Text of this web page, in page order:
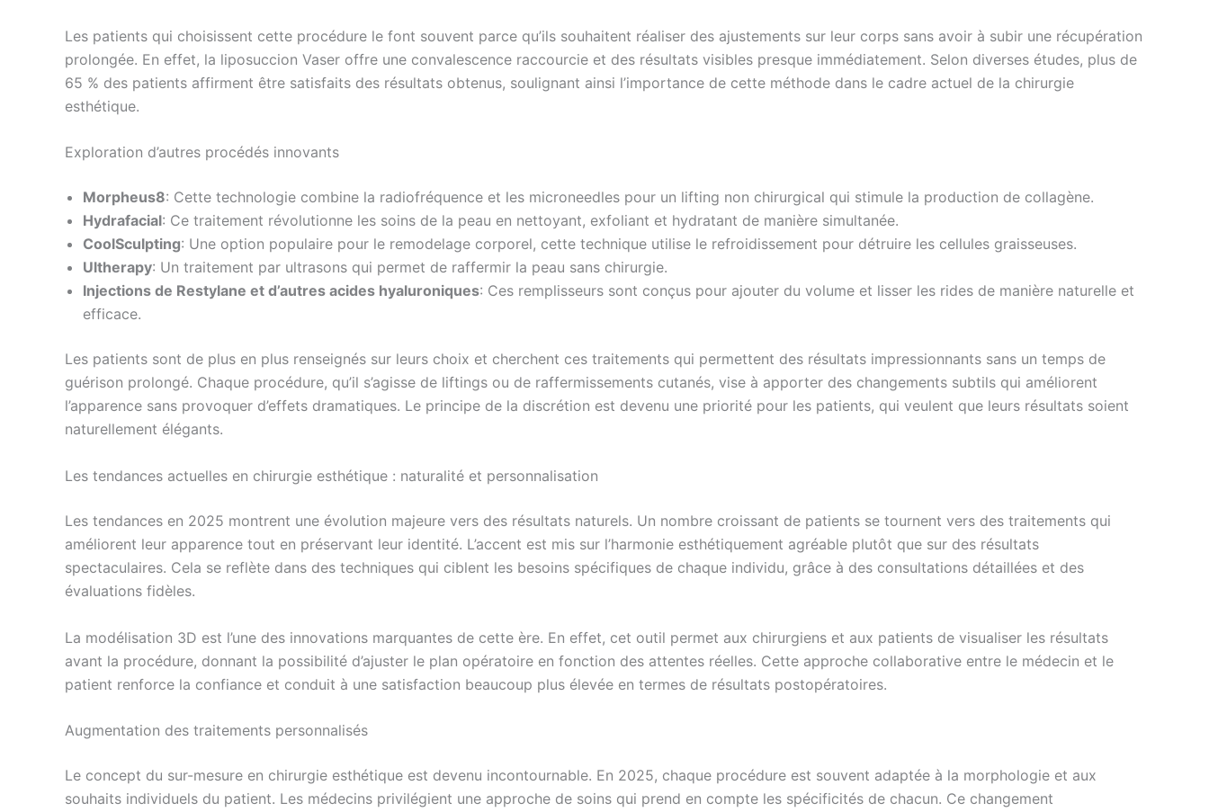
Les patients qui choisissent cette procédure le font souvent parce qu’ils souhaitent réaliser des ajustements sur leur corps sans avoir à subir une récupération
prolongée. En effet, la liposuccion Vaser offre une convalescence raccourcie et des résultats visibles presque immédiatement. Selon diverses études, plus de
65 % des patients affirment être satisfaits des résultats obtenus, soulignant ainsi l’importance de cette méthode dans le cadre actuel de la chirurgie
esthétique.
Exploration d’autres procédés innovants
Morpheus8: Cette technologie combine la radiofréquence et les microneedles pour un lifting non chirurgical qui stimule la production de collagène.
Hydrafacial: Ce traitement révolutionne les soins de la peau en nettoyant, exfoliant et hydratant de manière simultanée.
CoolSculpting: Une option populaire pour le remodelage corporel, cette technique utilise le refroidissement pour détruire les cellules graisseuses.
Ultherapy: Un traitement par ultrasons qui permet de raffermir la peau sans chirurgie.
Injections de Restylane et d’autres acides hyaluroniques: Ces remplisseurs sont conçus pour ajouter du volume et lisser les rides de manière naturelle et
efficace.
Les patients sont de plus en plus renseignés sur leurs choix et cherchent ces traitements qui permettent des résultats impressionnants sans un temps de
guérison prolongé. Chaque procédure, qu’il s’agisse de liftings ou de raffermissements cutanés, vise à apporter des changements subtils qui améliorent
l’apparence sans provoquer d’effets dramatiques. Le principe de la discrétion est devenu une priorité pour les patients, qui veulent que leurs résultats soient
naturellement élégants.
Les tendances actuelles en chirurgie esthétique : naturalité et personnalisation
Les tendances en 2025 montrent une évolution majeure vers des résultats naturels. Un nombre croissant de patients se tournent vers des traitements qui
améliorent leur apparence tout en préservant leur identité. L’accent est mis sur l’harmonie esthétiquement agréable plutôt que sur des résultats
spectaculaires. Cela se reflète dans des techniques qui ciblent les besoins spécifiques de chaque individu, grâce à des consultations détaillées et des
évaluations fidèles.
La modélisation 3D est l’une des innovations marquantes de cette ère. En effet, cet outil permet aux chirurgiens et aux patients de visualiser les résultats
avant la procédure, donnant la possibilité d’ajuster le plan opératoire en fonction des attentes réelles. Cette approche collaborative entre le médecin et le
patient renforce la confiance et conduit à une satisfaction beaucoup plus élevée en termes de résultats postopératoires.
Augmentation des traitements personnalisés
Le concept du sur-mesure en chirurgie esthétique est devenu incontournable. En 2025, chaque procédure est souvent adaptée à la morphologie et aux
souhaits individuels du patient. Les médecins privilégient une approche de soins qui prend en compte les spécificités de chacun. Ce changement